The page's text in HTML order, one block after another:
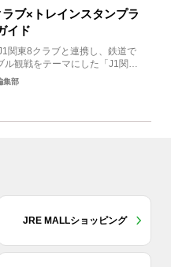
ブ×トレインスタンプラ
イド
関東8クラブと連携し、鉄道で
ル観戦をテーマにした「J1関東8
ン...
集部
JRE MALLショッピング